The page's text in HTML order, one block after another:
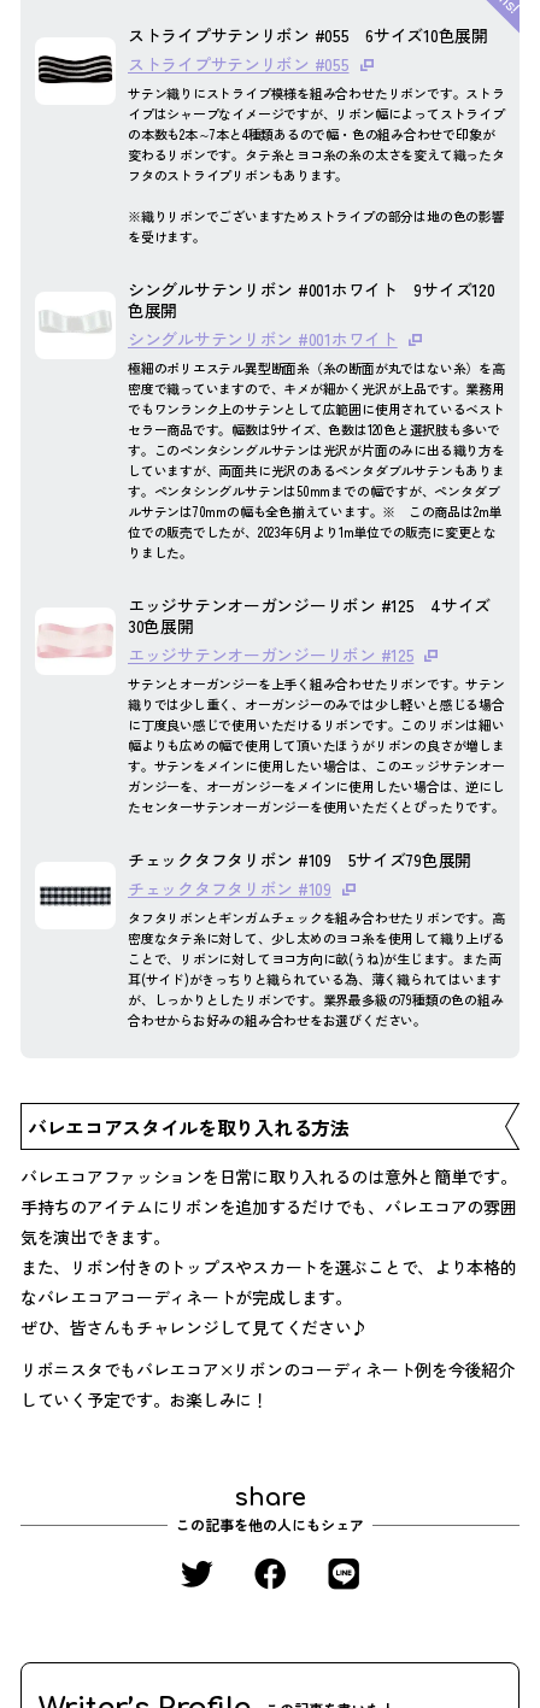
ストライプサテンリボン #055 6サイズ10色展開
ストライプサテンリボン #055
サテン織りにストライプ模様を組み合わせたリボンです。ストラ
イプはシャープなイメージですが、リボン幅によってストライプ
の本数も2本～7本と4種類あるので幅・色の組み合わせで印象が
変わるリボンです。タテ糸とヨコ糸の糸の太さを変えて織ったタ
フタのストライプリボンもあります。
※織りリボンでございますためストライプの部分は地の色の影響
を受けます。
シングルサテンリボン #001ホワイト 9サイズ120
色展開
シングルサテンリボン #001ホワイト
極細のポリエステル異型断面糸（糸の断面が丸ではない糸）を高
密度で織っていますので、キメが細かく光沢が上品です。業務用
でもワンランク上のサテンとして広範囲に使用されているベスト
セラー商品です。幅数は9サイズ、色数は120色と選択肢も多いで
す。このペンタシングルサテンは光沢が片面のみに出る織り方を
していますが、両面共に光沢のあるペンタダブルサテンもありま
す。ペンタシングルサテンは50mmまでの幅ですが、ペンタダブ
ルサテンは70mmの幅も全色揃えています。※ この商品は2m単
位での販売でしたが、2023年6月より1m単位での販売に変更とな
りました。
エッジサテンオーガンジーリボン #125 4サイズ
30色展開
エッジサテンオーガンジーリボン #125
サテンとオーガンジーを上手く組み合わせたリボンです。サテン
織りでは少し重く、オーガンジーのみでは少し軽いと感じる場合
に丁度良い感じで使用いただけるリボンです。このリボンは細い
幅よりも広めの幅で使用して頂いたほうがリボンの良さが増しま
す。サテンをメインに使用したい場合は、このエッジサテンオー
ガンジーを、オーガンジーをメインに使用したい場合は、逆にし
たセンターサテンオーガンジーを使用いただくとぴったりです。
チェックタフタリボン #109 5サイズ79色展開
チェックタフタリボン #109
タフタリボンとギンガムチェックを組み合わせたリボンです。高
密度なタテ糸に対して、少し太めのヨコ糸を使用して織り上げる
ことで、リボンに対してヨコ方向に畝(うね)が生じます。また両
耳(サイド)がきっちりと織られている為、薄く織られてはいます
が、しっかりとしたリボンです。業界最多級の79種類の色の組み
合わせからお好みの組み合わせをお選びください。
バレエコアスタイルを取り入れる方法
バレエコアファッションを日常に取り入れるのは意外と簡単です。
手持ちのアイテムにリボンを追加するだけでも、バレエコアの雰囲
気を演出できます。
また、リボン付きのトップスやスカートを選ぶことで、より本格的
なバレエコアコーディネートが完成します。
ぜひ、皆さんもチャレンジして見てください♪
リボニスタでもバレエコア×リボンのコーディネート例を今後紹介
していく予定です。お楽しみに！
share
この記事を他の人にもシェア